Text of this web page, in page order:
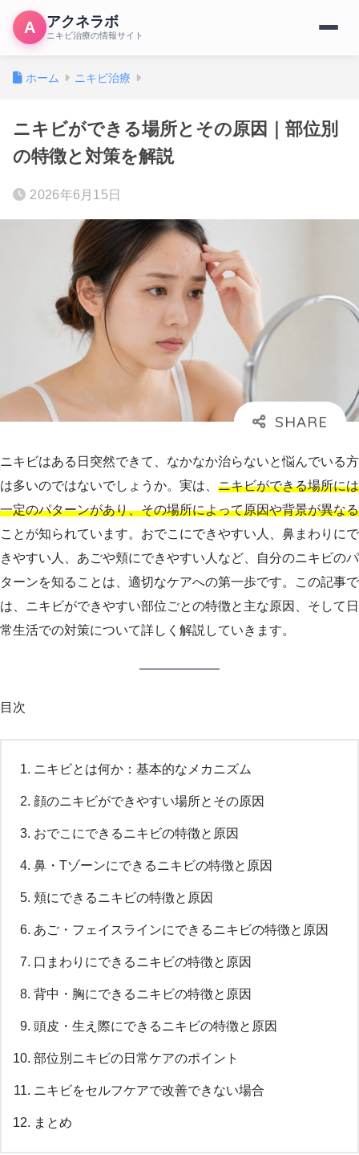
A アクネラボ
ニキビ治療の情報サイト
ホーム ニキビ治療
ニキビができる場所とその原因｜部位別
の特徴と対策を解説
2026年6月15日
ニキビはある日突然できて、なかなか治らないと悩んでいる方
は多いのではないでしょうか。実は、 ニキビができる場所には
一定のパターンがあり、その場所によって原因や背景が異なる
ことが知られています。おでこにできやすい人、鼻まわりにで
きやすい人、あごや頬にできやすい人など、自分のニキビのパ
ターンを知ることは、適切なケアへの第一歩です。この記事で
は、ニキビができやすい部位ごとの特徴と主な原因、そして日
常生活での対策について詳しく解説していきます。
目次
ニキビとは何か：基本的なメカニズム
顔のニキビができやすい場所とその原因
おでこにできるニキビの特徴と原因
鼻・Tゾーンにできるニキビの特徴と原因
頬にできるニキビの特徴と原因
あご・フェイスラインにできるニキビの特徴と原因
口まわりにできるニキビの特徴と原因
背中・胸にできるニキビの特徴と原因
頭皮・生え際にできるニキビの特徴と原因
部位別ニキビの日常ケアのポイント
ニキビをセルフケアで改善できない場合
まとめ